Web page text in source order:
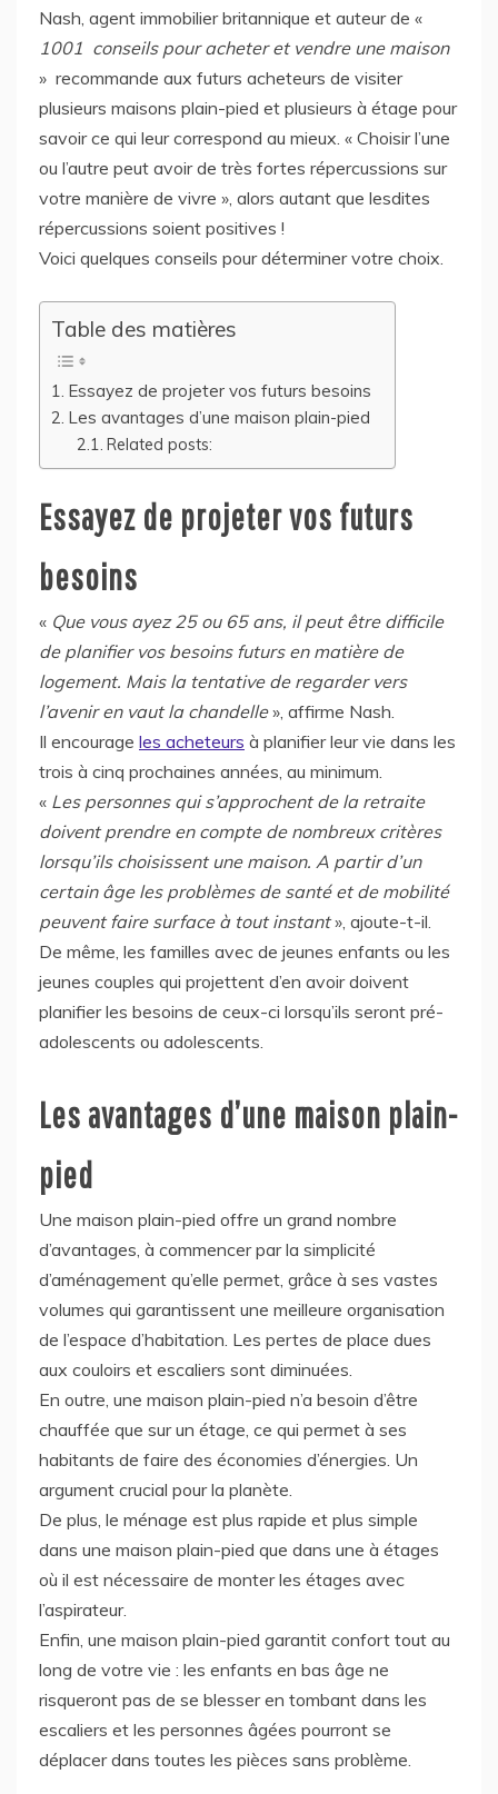
Nash, agent immobilier britannique et auteur de «
1001 conseils pour acheter et vendre une maison
» recommande aux futurs acheteurs de visiter
plusieurs maisons plain-pied et plusieurs à étage pour
savoir ce qui leur correspond au mieux. « Choisir l’une
ou l’autre peut avoir de très fortes répercussions sur
votre manière de vivre », alors autant que lesdites
répercussions soient positives !
Voici quelques conseils pour déterminer votre choix.
Table des matières
Essayez de projeter vos futurs besoins
Les avantages d’une maison plain-pied
Related posts:
Essayez de projeter vos futurs
besoins
« Que vous ayez 25 ou 65 ans, il peut être difficile
de planifier vos besoins futurs en matière de
logement. Mais la tentative de regarder vers
l’avenir en vaut la chandelle», affirme Nash.
Il encourage les acheteurs à planifier leur vie dans les
trois à cinq prochaines années, au minimum.
« Les personnes qui s’approchent de la retraite
doivent prendre en compte de nombreux critères
lorsqu’ils choisissent une maison. A partir d’un
certain âge les problèmes de santé et de mobilité
peuvent faire surface à tout instant», ajoute-t-il.
De même, les familles avec de jeunes enfants ou les
jeunes couples qui projettent d’en avoir doivent
planifier les besoins de ceux-ci lorsqu’ils seront pré-
adolescents ou adolescents.
Les avantages d’une maison plain-
pied
Une maison plain-pied offre un grand nombre
d’avantages, à commencer par la simplicité
d’aménagement qu’elle permet, grâce à ses vastes
volumes qui garantissent une meilleure organisation
de l’espace d’habitation. Les pertes de place dues
aux couloirs et escaliers sont diminuées.
En outre, une maison plain-pied n’a besoin d’être
chauffée que sur un étage, ce qui permet à ses
habitants de faire des économies d’énergies. Un
argument crucial pour la planète.
De plus, le ménage est plus rapide et plus simple
dans une maison plain-pied que dans une à étages
où il est nécessaire de monter les étages avec
l’aspirateur.
Enfin, une maison plain-pied garantit confort tout au
long de votre vie : les enfants en bas âge ne
risqueront pas de se blesser en tombant dans les
escaliers et les personnes âgées pourront se
déplacer dans toutes les pièces sans problème.